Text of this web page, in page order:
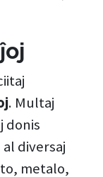
. Multaj
donis
diversaj
metalo,